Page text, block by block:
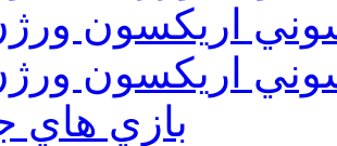
اريكسون ورژن
اريكسون ورژن
بازي هاي